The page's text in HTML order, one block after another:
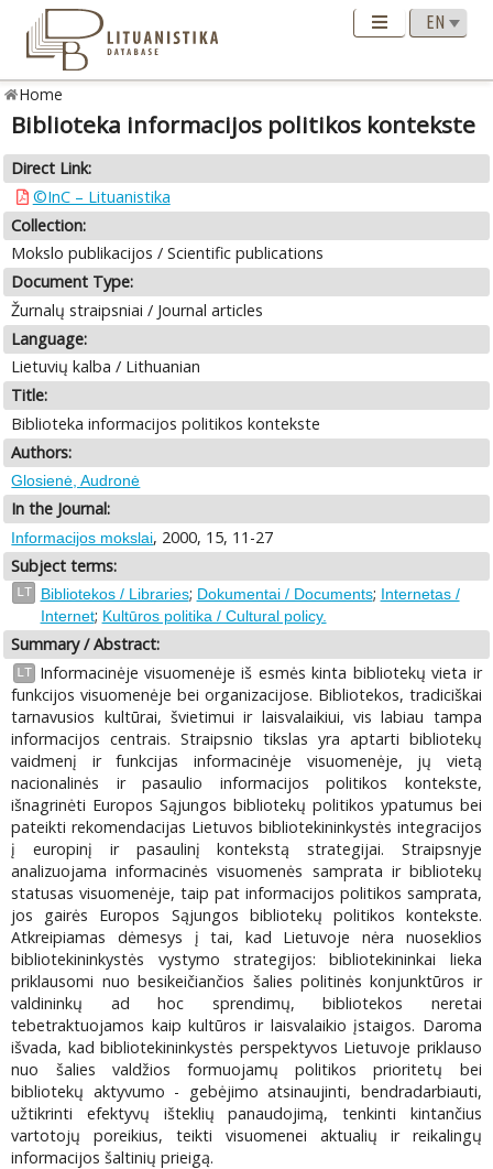
Home
Biblioteka informacijos politikos kontekste
Direct Link:
©InC – Lituanistika
Collection:
Mokslo publikacijos / Scientific publications
Document Type:
Žurnalų straipsniai / Journal articles
Language:
Lietuvių kalba / Lithuanian
Title:
Biblioteka informacijos politikos kontekste
Authors:
Glosienė, Audronė
In the Journal:
Informacijos mokslai, 2000, 15, 11-27
Subject terms:
LT Bibliotekos / Libraries; Dokumentai / Documents; Internetas /
Internet; Kultūros politika / Cultural policy.
Summary / Abstract:
LT
Informacinėje visuomenėje iš esmės kinta bibliotekų vieta ir
funkcijos visuomenėje bei organizacijose. Bibliotekos, tradiciškai
tarnavusios kultūrai, švietimui ir laisvalaikiui, vis labiau tampa
informacijos centrais. Straipsnio tikslas yra aptarti bibliotekų
vaidmenį ir funkcijas informacinėje visuomenėje, jų vietą
nacionalinės ir pasaulio informacijos politikos kontekste,
išnagrinėti Europos Sąjungos bibliotekų politikos ypatumus bei
pateikti rekomendacijas Lietuvos bibliotekininkystės integracijos
į europinį ir pasaulinį kontekstą strategijai. Straipsnyje
analizuojama informacinės visuomenės samprata ir bibliotekų
statusas visuomenėje, taip pat informacijos politikos samprata,
jos gairės Europos Sąjungos bibliotekų politikos kontekste.
Atkreipiamas dėmesys į tai, kad Lietuvoje nėra nuoseklios
bibliotekininkystės vystymo strategijos: bibliotekininkai lieka
priklausomi nuo besikeičiančios šalies politinės konjunktūros ir
valdininkų ad hoc sprendimų, bibliotekos neretai
tebetraktuojamos kaip kultūros ir laisvalaikio įstaigos. Daroma
išvada, kad bibliotekininkystės perspektyvos Lietuvoje priklauso
nuo šalies valdžios formuojamų politikos prioritetų bei
bibliotekų aktyvumo - gebėjimo atsinaujinti, bendradarbiauti,
užtikrinti efektyvų išteklių panaudojimą, tenkinti kintančius
vartotojų poreikius, teikti visuomenei aktualių ir reikalingų
informacijos šaltinių prieigą.